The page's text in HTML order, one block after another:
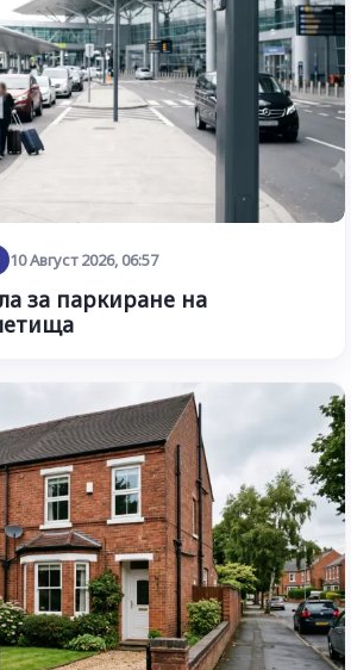
10 Август 2026, 06:57
за паркиране на